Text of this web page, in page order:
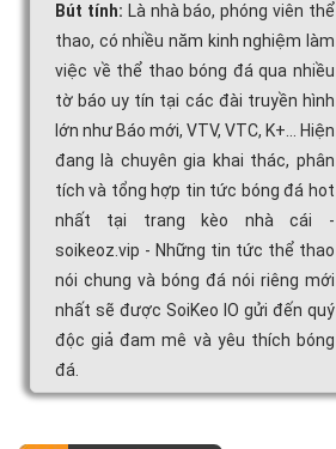
Bút tính: Là nhà báo, phóng viên thể
thao, có nhiều năm kinh nghiệm làm
việc về thể thao bóng đá qua nhiều
tờ báo uy tín tại các đài truyền hình
lớn như Báo mới, VTV, VTC, K+... Hiện
đang là chuyên gia khai thác, phân
tích và tổng hợp tin tức bóng đá hot
nhất tại trang kèo nhà cái -
soikeoz.vip - Những tin tức thể thao
nói chung và bóng đá nói riêng mới
nhất sẽ được SoiKeo IO gửi đến quý
độc giả đam mê và yêu thích bóng
đá.